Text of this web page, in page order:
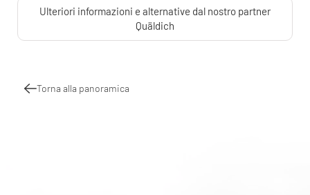
Ulteriori informazioni e alternative dal nostro partner
Quäldich
Torna alla panoramica